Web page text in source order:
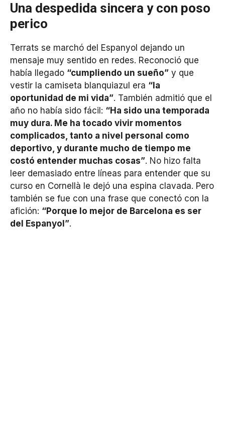
Una despedida sincera y con poso
perico
Terrats se marchó del Espanyol dejando un
mensaje muy sentido en redes. Reconoció que
había llegado “cumpliendo un sueño” y que
vestir la camiseta blanquiazul era “la
oportunidad de mi vida”. También admitió que el
año no había sido fácil: “Ha sido una temporada
muy dura. Me ha tocado vivir momentos
complicados, tanto a nivel personal como
deportivo, y durante mucho de tiempo me
costó entender muchas cosas”. No hizo falta
leer demasiado entre líneas para entender que su
curso en Cornellà le dejó una espina clavada. Pero
también se fue con una frase que conectó con la
afición: “Porque lo mejor de Barcelona es ser
del Espanyol”.